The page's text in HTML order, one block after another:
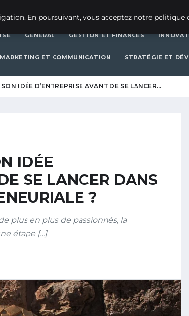
GENERAL GESTION ET FINANCES
MARKETING ET COMMUNICATION STRATÉGIE ET
IDÉE D’ENTREPRISE AVANT DE SE LANCER…
IDÉE
SE LANCER DANS
?
plus en plus de passionnés, la
étape […]
En poursuivant, vous acceptez notre politique